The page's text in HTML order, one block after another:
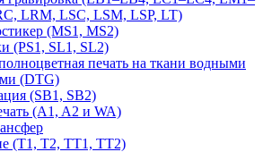
LRM, LSC, LSM, LSP, LT)
(MS1, MS2)
(PS1, SL1, SL2)
печать на ткани водными
(DTG)
(SB1, SB2)
(A1, A2 и WA)
(Т1, Т2, ТT1, ТT2)